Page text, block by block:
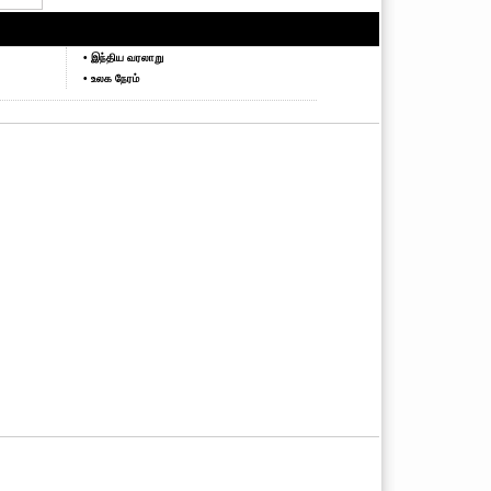
• இந்திய வரலாறு
• உலக நேரம்